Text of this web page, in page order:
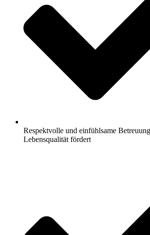
Respektvolle und einfühlsame
Lebensqualität fördert